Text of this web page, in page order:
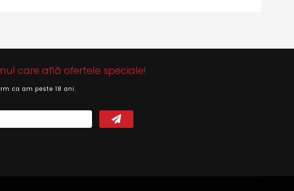
care află ofertele speciale!
ca am peste 18 ani.